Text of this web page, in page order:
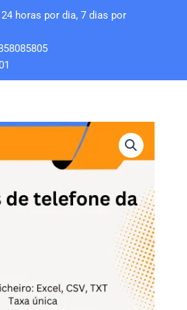
horas por dia, 7 dias por